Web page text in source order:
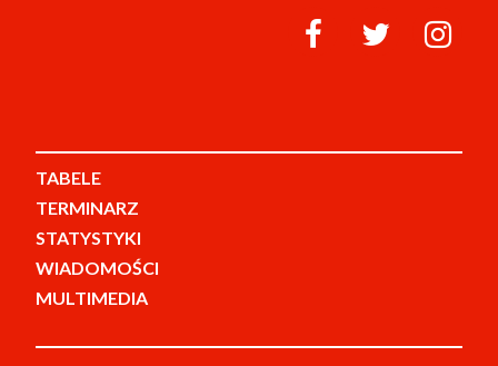
TABELE
TERMINARZ
STATYSTYKI
WIADOMOŚCI
MULTIMEDIA